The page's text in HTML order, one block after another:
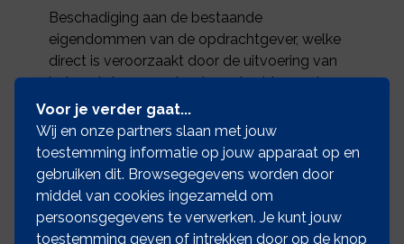
Beschadiging aan de bestaande
eigendommen van de opdrachtgever, welke
direct is veroorzaakt door de uitvoering van
het werk, kan verzekerd worden binnen deze
rubriek.
Uitsluitingen
brand en/of ontploffing
schade niet bestaande uit reparatie-
en/of vervangingskosten
Voor je verder gaat...
Wij en onze partners slaan met jouw
toestemming informatie op jouw apparaat op en
gebruiken dit. Browsegegevens worden door
middel van cookies ingezameld om
persoonsgegevens te verwerken. Je kunt jouw
toestemming geven of intrekken door op de knop